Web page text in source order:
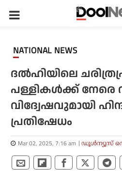
NATIONAL NEWS
ദൽഹിയിലെ
പള്ളികൾക്ക് നേരെ
വിദ്വേഷവുമായി
പ്രതിഷേധം
Mar 02, 2025, 7:16 am ഡൂള്‍ന്യൂസ്